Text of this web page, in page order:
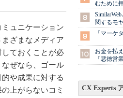
ュニケーション
ざまなメディア
ておくことが必
ぜなら、ゴール
や成果に対する
上がらないコミ
むために
関するモ
「マーケ
お金を払
「悪徳営
CX Experts